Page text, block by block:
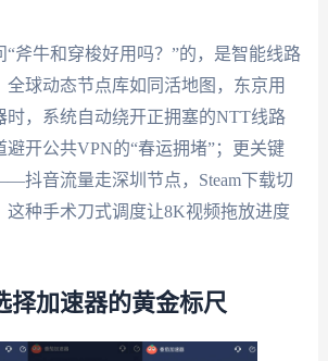
“斧牛和穿梭好用吗？”的，是智能线路
全球动态节点库如同活地图，东京用
时，系统自动绕开正拥塞的NTT线路
避开公共VPN的“春运拥堵”；更关键
抖音流量走深圳节点，Steam下载切
这种手术刀式调度让8K视频拖放进度
择加速器的黄金标尺